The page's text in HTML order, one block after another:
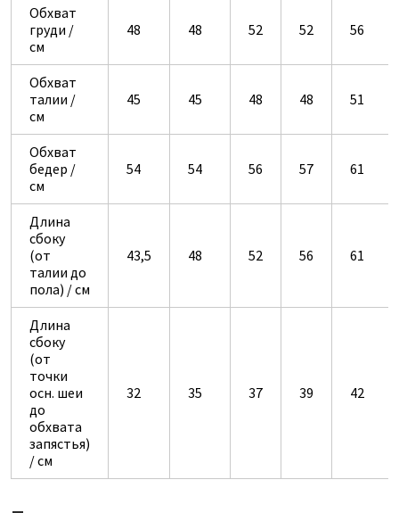
Обхват
груди /
см
48 48 52 52 56
Обхват
талии /
см
45 45 48 48 51
Обхват
бедер /
см
54 54 56 57 61
Длина
сбоку
(от
талии до
пола) / см
43,5 48 52 56 61
Длина
сбоку
(от
точки
осн. шеи
до
обхвата
запястья)
/ см
32 35 37 39 42